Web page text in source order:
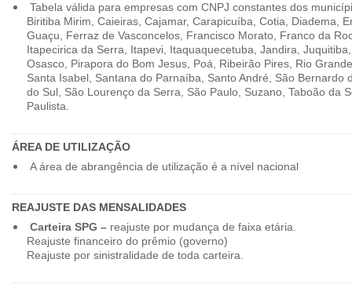
Tabela válida para empresas com CNPJ constantes dos
Biritiba Mirim, Caieiras, Cajamar, Carapicuíba, Cotia, Diadema,
Guaçu, Ferraz de Vasconcelos, Francisco Morato, Franco da
Itapecirica da Serra, Itapevi, Itaquaquecetuba, Jandira,
Osasco, Pirapora do Bom Jesus, Poá, Ribeirão Pires, Rio
Santa Isabel, Santana do Parnaíba, Santo André, São Bernardo
do Sul, São Lourenço da Serra, São Paulo, Suzano, Taboão da
Paulista.
ÁREA DE UTILIZAÇÃO
A área de abrangência de utilização é a nível nacional
REAJUSTE DAS MENSALIDADES
Carteira SPG –reajuste por mudança de faixa etária.
Reajuste financeiro do prêmio (governo)
Reajuste por sinistralidade de toda carteira.